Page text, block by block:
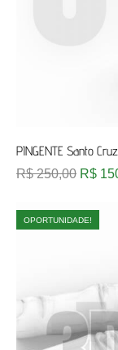
PINGENTE Santo
R$250,00 R$
OPORTUNIDADE!